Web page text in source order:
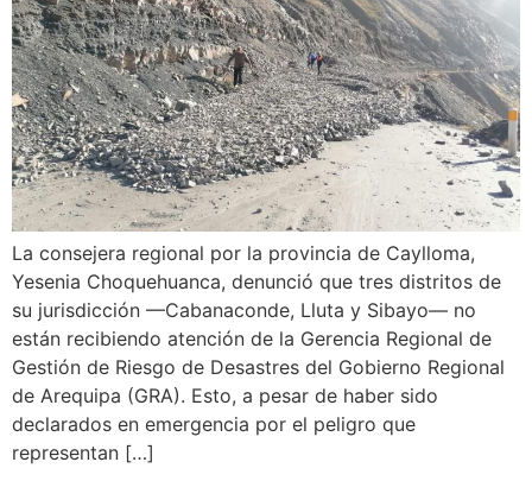
La consejera regional por la provincia de Caylloma,
Yesenia Choquehuanca, denunció que tres distritos de
su jurisdicción —Cabanaconde, Lluta y Sibayo— no
están recibiendo atención de la Gerencia Regional de
Gestión de Riesgo de Desastres del Gobierno Regional
de Arequipa (GRA). Esto, a pesar de haber sido
declarados en emergencia por el peligro que
representan […]